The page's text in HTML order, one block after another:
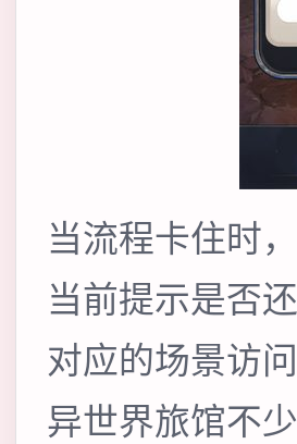
当流程卡住时
当前提示是否
对应的场景访
异世界旅馆不